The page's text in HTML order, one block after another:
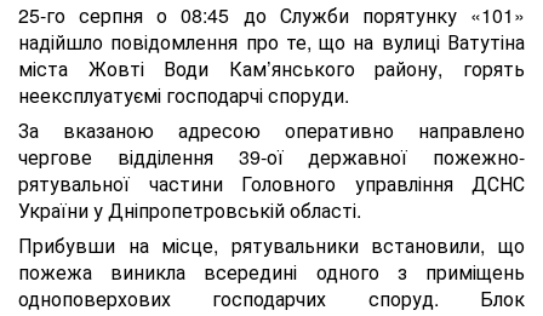
25-го серпня о 08:45 до Служби порятунку «101»
надійшло повідомлення про те, що на вулиці Ватутіна
міста Жовті Води Кам’янського району, горять
неексплуатуємі господарчі споруди.
За вказаною адресою оперативно направлено
чергове відділення 39-ої державної пожежно-
рятувальної частини Головного управління ДСНС
України у Дніпропетровській області.
Прибувши на місце, рятувальники встановили, що
пожежа виникла всередині одного з приміщень
одноповерхових господарчих споруд. Блок